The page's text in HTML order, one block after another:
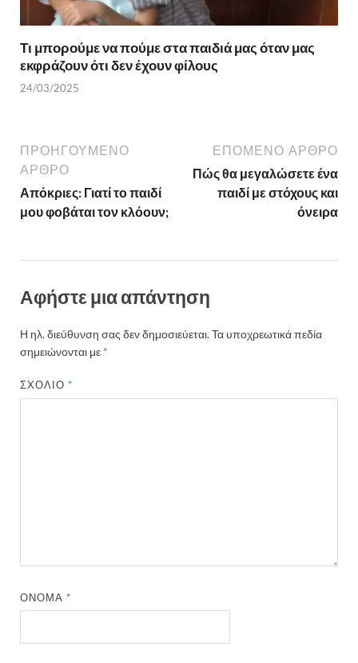
Τι μπορούμε να πούμε στα παιδιά μας όταν μας
εκφράζουν ότι δεν έχουν φίλους
24/03/2025
ΠΡΟΗΓΟΎΜΕΝΟ
ΆΡΘΡΟ
Απόκριες: Γιατί το παιδί
μου φοβάται τον κλόουν;
ΕΠΌΜΕΝΟ ΆΡΘΡΟ
Πώς θα μεγαλώσετε ένα
παιδί με στόχους και
όνειρα
Αφήστε μια απάντηση
Η ηλ. διεύθυνση σας δεν δημοσιεύεται.Τα υποχρεωτικά πεδία
σημειώνονται με *
ΣΧΌΛΙΟ*
ΌΝΟΜΑ*